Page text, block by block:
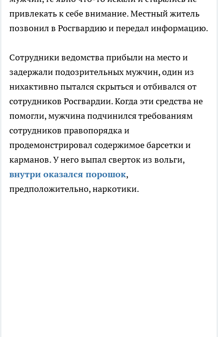
привлекать к себе внимание. Местный житель
позвонил в Росгвардию и передал информацию.
Сотрудники ведомства прибыли на место и
задержали подозрительных мужчин, один из
нихактивно пытался скрыться и отбивался от
сотрудников Росгвардии. Когда эти средства не
помогли, мужчина подчинился требованиям
сотрудников правопорядка и
продемонстрировал содержимое барсетки и
карманов. У него выпал сверток из вольги,
внутри оказался порошок,
предположительно, наркотики.